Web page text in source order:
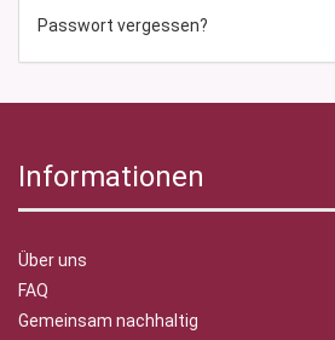
Passwort vergessen?
Informationen
Über uns
FAQ
Gemeinsam nachhaltig